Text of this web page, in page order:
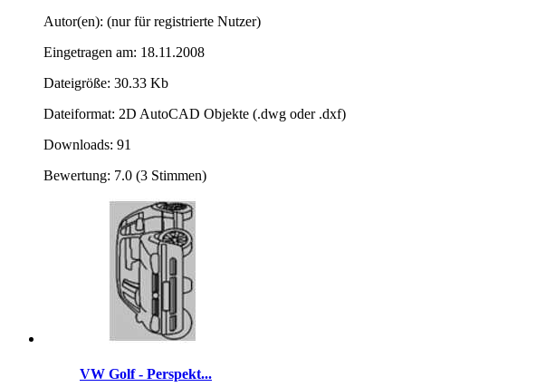
Autor(en): (nur für registrierte Nutzer)
Eingetragen am: 18.11.2008
Dateigröße: 30.33 Kb
Dateiformat: 2D AutoCAD Objekte (.dwg oder .dxf)
Downloads: 91
Bewertung: 7.0 (3 Stimmen)
VW Golf - Perspekt...